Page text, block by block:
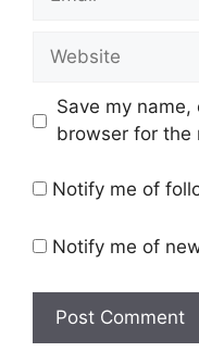
Website
Save my
browser for the
Notify me of
Notify me of